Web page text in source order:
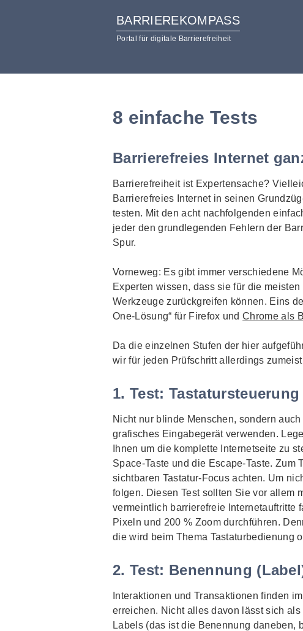
BARRIEREKOMPASS
Portal für digitale Barrierefreiheit
8 einfache Tests
Barrierefreies Internet
Barrierefreiheit ist Expertensache?
Barrierefreies Internet in seinen
testen. Mit den acht nachfolgenden
jeder den grundlegenden Fehlern der
Spur.
Vorneweg: Es gibt immer verschiedene
Experten wissen, dass sie für die
Werkzeuge zurückgreifen können. Eins
One-Lösung“ für Firefox undChrome als
Da die einzelnen Stufen der hier
wir für jeden Prüfschritt allerdings
1. Test: Tastatursteuerung
Nicht nur blinde Menschen, sondern
grafisches Eingabegerät verwenden.
Ihnen um die komplette Internetseite zu
Space‐Taste und die Escape‐Taste. Zum
sichtbaren Tastatur-Focus achten. Um
folgen. Diesen Test sollten Sie vor allem
vermeintlich barrierefreie Internetauftritte
Pixeln und 200 % Zoom durchführen.
die wird beim Thema Tastaturbedienung
2. Test: Benennung
Interaktionen und Transaktionen finden
erreichen. Nicht alles davon lässt sich
Labels (das ist die Benennung daneben,